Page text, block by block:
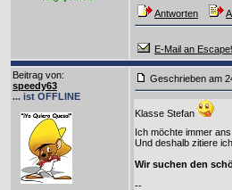
Antworten
E-Mail an
Beitrag von:
speedy63
... ist OFFLINE
Geschrieben
Klasse Stefan
Ich möchte immer
Und deshalb zitiere
Wir suchen den
--